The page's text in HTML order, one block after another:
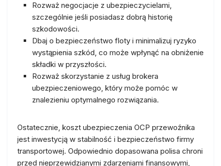
Rozważ negocjacje z ubezpieczycielami,
szczególnie jeśli posiadasz dobrą historię
szkodowości.
Dbaj o bezpieczeństwo floty i minimalizuj ryzyko
wystąpienia szkód, co może wpłynąć na obniżenie
składki w przyszłości.
Rozważ skorzystanie z usług brokera
ubezpieczeniowego, który może pomóc w
znalezieniu optymalnego rozwiązania.
Ostatecznie, koszt ubezpieczenia OCP przewoźnika
jest inwestycją w stabilność i bezpieczeństwo firmy
transportowej. Odpowiednio dopasowana polisa chroni
przed nieprzewidzianymi zdarzeniami finansowymi,